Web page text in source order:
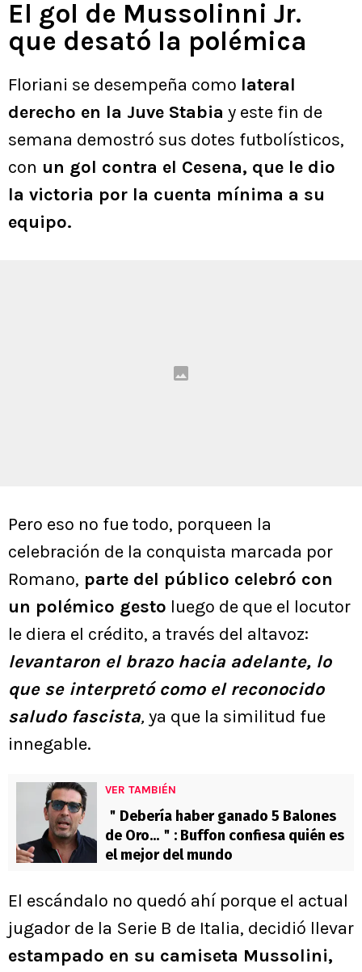
El gol de Mussolinni Jr.
que desató la polémica
Floriani se desempeña como lateral
derecho en la Juve Stabia y este fin de
semana demostró sus dotes futbolísticos,
con un gol contra el Cesena, que le dio
la victoria por la cuenta mínima a su
equipo.
Pero eso no fue todo, porqueen la
celebración de la conquista marcada por
Romano, parte del público celebró con
un polémico gesto luego de que el locutor
le diera el crédito, a través del altavoz:
levantaron el brazo hacia adelante, lo
que se interpretó como el reconocido
saludo fascista, ya que la similitud fue
innegable.
VER TAMBIÉN
＂Debería haber ganado 5 Balones
de Oro...＂: Buffon confiesa quién es
el mejor del mundo
El escándalo no quedó ahí porque el actual
jugador de la Serie B de Italia, decidió llevar
estampado en su camiseta Mussolini,